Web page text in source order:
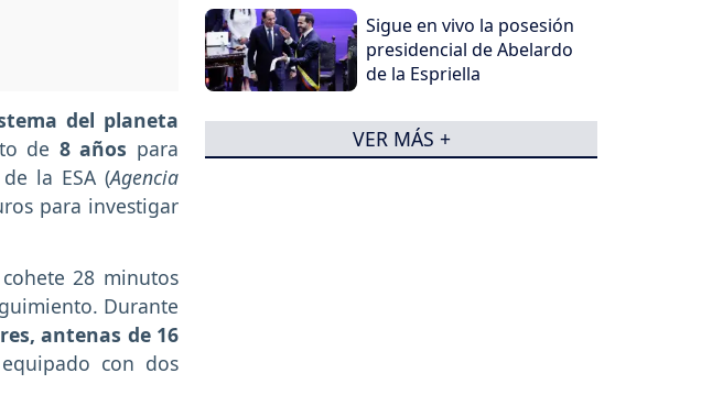
del planeta
de 8 años para
la ESA (Agencia
para investigar
28 minutos
Durante
antenas de 16
con dos
Sigue en vivo la posesión
presidencial de Abelardo
de la Espriella
VER MÁS +